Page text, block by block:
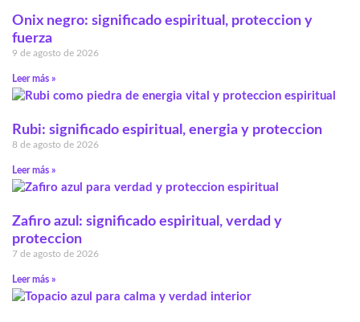
Onix negro: significado espiritual, proteccion y
fuerza
9 de agosto de 2026
Leer más »
Rubi: significado espiritual, energia y proteccion
8 de agosto de 2026
Leer más »
Zafiro azul: significado espiritual, verdad y
proteccion
7 de agosto de 2026
Leer más »